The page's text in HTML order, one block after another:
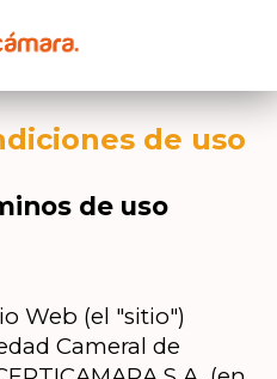
al
contenido
de uso
de uso
Web (el "sitio")
Cameral de